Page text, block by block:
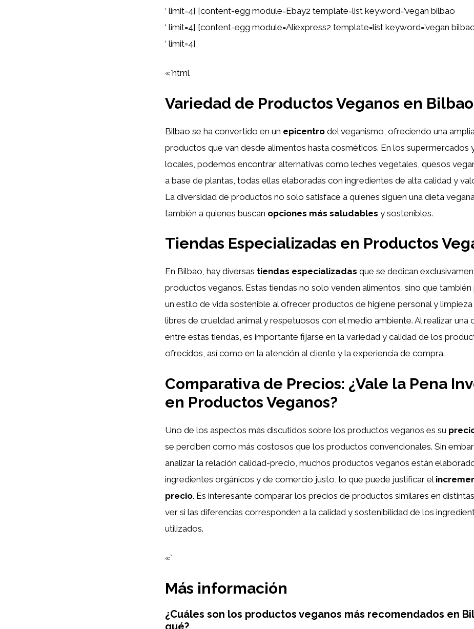
‘ limit=4] [content-egg module=Ebay2 template=list keyword=’vegan bilbao
‘ limit=4] [content-egg module=Aliexpress2 template=list keyword=’vegan
‘ limit=4]
«`html
Variedad de Productos Veganos en Bilbao
Bilbao se ha convertido en un epicentro del veganismo, ofreciendo una
productos que van desde alimentos hasta cosméticos. En los supermercados
locales, podemos encontrar alternativas como leches vegetales, quesos
a base de plantas, todas ellas elaboradas con ingredientes de alta calidad y
La diversidad de productos no solo satisface a quienes siguen una dieta
también a quienes buscan opciones más saludables y sostenibles.
Tiendas Especializadas en Productos
En Bilbao, hay diversas tiendas especializadas que se dedican
productos veganos. Estas tiendas no solo venden alimentos, sino que
un estilo de vida sostenible al ofrecer productos de higiene personal y limpieza
libres de crueldad animal y respetuosos con el medio ambiente. Al realizar una
entre estas tiendas, es importante fijarse en la variedad y calidad de los
ofrecidos, así como en la atención al cliente y la experiencia de compra.
Comparativa de Precios: ¿Vale la Pena
en Productos Veganos?
Uno de los aspectos más discutidos sobre los productos veganos es su
se perciben como más costosos que los productos convencionales. Sin
analizar la relación calidad-precio, muchos productos veganos están
ingredientes orgánicos y de comercio justo, lo que puede justificar el
precio. Es interesante comparar los precios de productos similares en
ver si las diferencias corresponden a la calidad y sostenibilidad de los
utilizados.
«`
Más información
¿Cuáles son los productos veganos más recomendados en
qué?